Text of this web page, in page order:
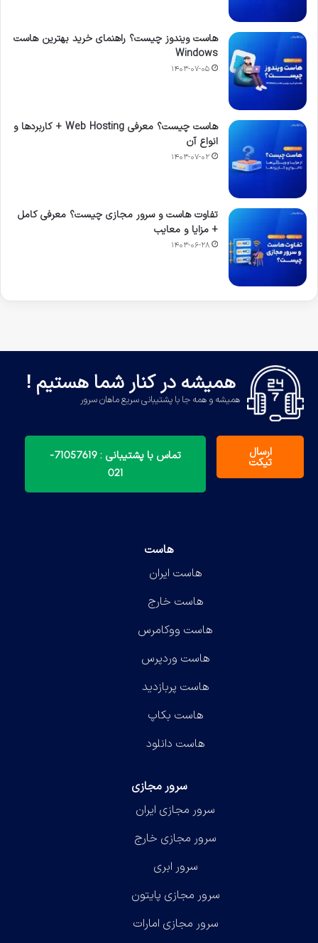
هاست ویندوز چیست؟ راهنمای خرید بهترین هاست
Windows
۱۴۰۳-۰۷-۰۵
هاست چیست؟ معرفی Web Hosting + کاربردها و
انواع آن
۱۴۰۳-۰۷-۰۲
تفاوت هاست و سرور مجازی چیست؟ معرفی کامل
+‌ مزایا و معایب
۱۴۰۳-۰۶-۲۸
همیشه در کنار شما هستیم !
همیشه و همه جا با پشتیبانی سریع ماهان سرور
ارسال
تیکت
تماس با پشتیبانی : 71057619-
021
هاست
هاست ایران
هاست خارج
هاست ووکامرس
هاست وردپرس
هاست پربازدید
هاست بکاپ
هاست دانلود
سرور مجازی
سرور مجازی ایران
سرور مجازی خارج
سرور ابری
سرور مجازی پایتون
سرور مجازی امارات